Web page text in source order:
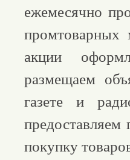
ежемесячно
промтоварных
акции
размещаем
газете и
покупку